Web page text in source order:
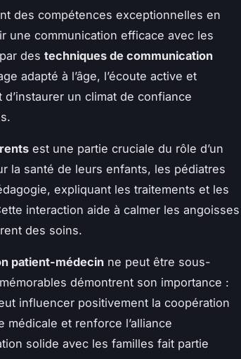
des compétences exceptionnelles en
une communication efficace avec les
des techniques de communication
adapté à l’âge, l’écoute active et
un climat de confiance
est une partie cruciale du rôle d’un
la santé de leurs enfants, les pédiatres
expliquant les traitements et les
interaction aide à calmer les angoisses
des soins.
patient-médecin ne peut être sous-
démontrent son importance :
influencer positivement la coopération
médicale et renforce l’alliance
solide avec les familles fait partie